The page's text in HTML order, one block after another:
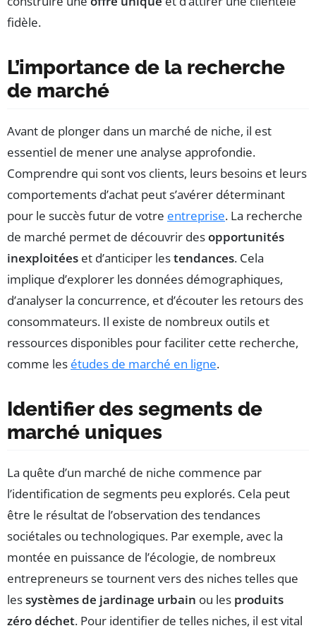
fidèle.
L’importance de la recherche
de marché
Avant de plonger dans un marché de niche, il est
essentiel de mener une analyse approfondie.
Comprendre qui sont vos clients, leurs besoins et leurs
comportements d’achat peut s’avérer déterminant
pour le succès futur de votre entreprise. La recherche
de marché permet de découvrir desopportunités
inexploitées et d’anticiper lestendances. Cela
implique d’explorer les données démographiques,
d’analyser la concurrence, et d’écouter les retours des
consommateurs. Il existe de nombreux outils et
ressources disponibles pour faciliter cette recherche,
comme les études de marché en ligne.
Identifier des segments de
marché uniques
La quête d’un marché de niche commence par
l’identification de segments peu explorés. Cela peut
être le résultat de l’observation des tendances
sociétales ou technologiques. Par exemple, avec la
montée en puissance de l’écologie, de nombreux
entrepreneurs se tournent vers des niches telles que
lessystèmes de jardinage urbain ou les produits
zéro déchet. Pour identifier de telles niches, il est vital